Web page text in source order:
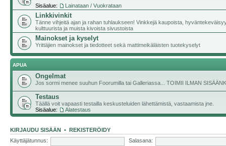
Sisäalue: Lainataan / Vuokrataan
Linkkivinkit
Tänne vihjeitä ajan ja rahan tuhlaukseen! Vinkkejä kaupoista,
kulttuurista ja muista kivoista sivustoista
Mainokset ja kyselyt
Yrittäjien mainokset ja tiedotteet sekä mattimeikäläisten tuotekyselyt
APUA
Ongelmat
Jos sormi menee suuhun Foorumilla tai Galleriassa... TOIMII ILMAN
Testaus
Täällä voit vapaasti testailla keskusteluiden lähettämistä, vastaamista jne.
Sisäalue:
Alatestaus
KIRJAUDU SISÄÄN • REKISTERÖIDY
Käyttäjätunnus:
Salasana: